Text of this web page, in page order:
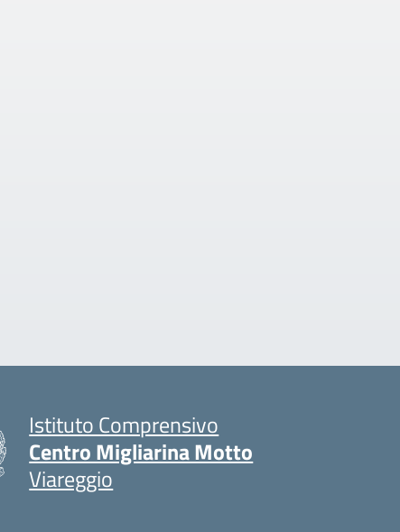
Istituto Comprensivo
Centro Migliarina Motto
Viareggio